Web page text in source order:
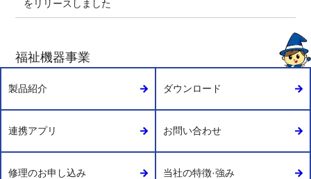
をリリースしました
福祉機器事業
製品紹介 ダウンロード
連携アプリ お問い合わせ
修理のお申し込み 当社の特徴·強み